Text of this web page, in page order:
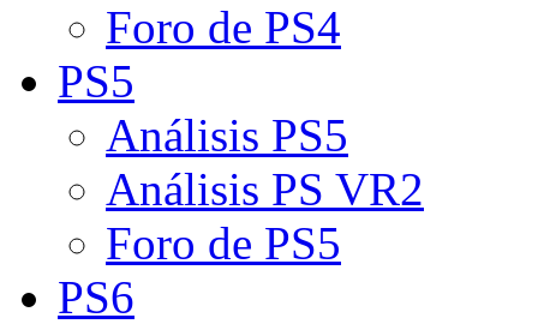
Foro de PS4
PS5
Análisis PS5
Análisis PS VR2
Foro de PS5
PS6